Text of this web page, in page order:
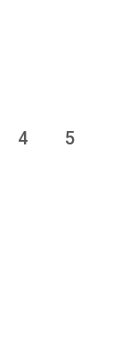
4
5